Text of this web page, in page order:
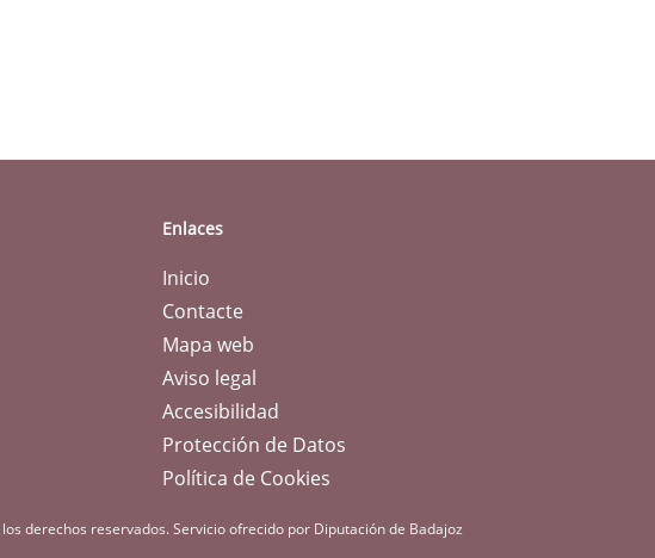
Enlaces
Inicio
Contacte
Mapa web
Aviso legal
Accesibilidad
Protección de Datos
Política de Cookies
derechos reservados.Servicio ofrecido por Diputación de Badajoz